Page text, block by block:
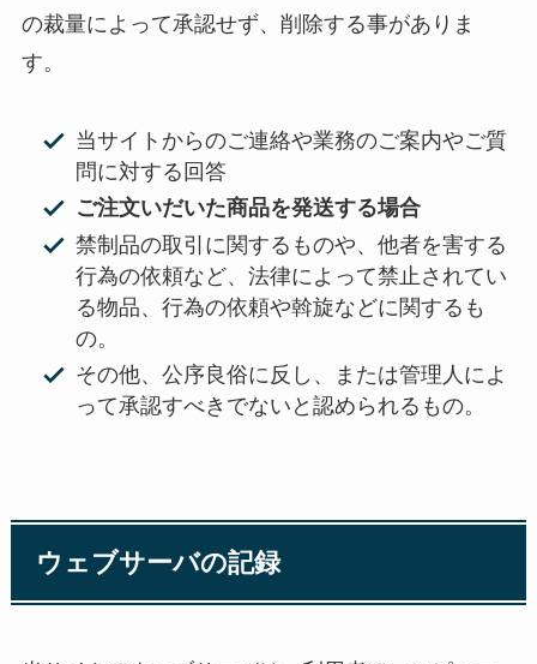
の裁量によって承認せず、削除する事がありま
す。
当サイトからのご連絡や業務のご案内やご質
問に対する回答
ご注文いだいた商品を発送する場合
禁制品の取引に関するものや、他者を害する
行為の依頼など、法律によって禁止されてい
る物品、行為の依頼や斡旋などに関するも
の。
その他、公序良俗に反し、または管理人によ
って承認すべきでないと認められるもの。
ウェブサーバの記録